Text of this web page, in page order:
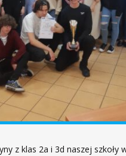
z klas 2a i 3d naszej szkoły